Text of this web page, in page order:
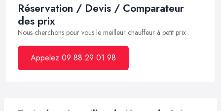
Réservation / Devis / Comparateur
des prix
Nous cherchons pour vous le meilleur chauffeur à petit prix
Appelez 09 88 29 01 98